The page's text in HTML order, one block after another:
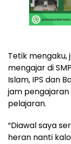
Tetik mengaku,
mengajar di
Islam, IPS dan
jam
pelajaran.
“Diawal saya
heran nanti